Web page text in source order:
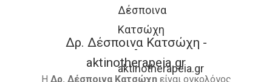
Δρ. Δέσποινα Κατσώχη -
aktinotherapeia.gr
Η Δρ. Δέσποινα Κατσώχηείναι ογκολόγος
ΚΑΡΚΊΝΟΣ ΤΟΥ
ΚΎΤΤΑΡΑ
ΟΓΚΟΛΌΓΟΣ